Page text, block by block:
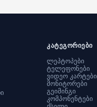
კატეგორიები
ლეპტოპები
ტელეფონები
ვიდეო კარტები
მონიტორები
გეიმინგი
კომპონენტები